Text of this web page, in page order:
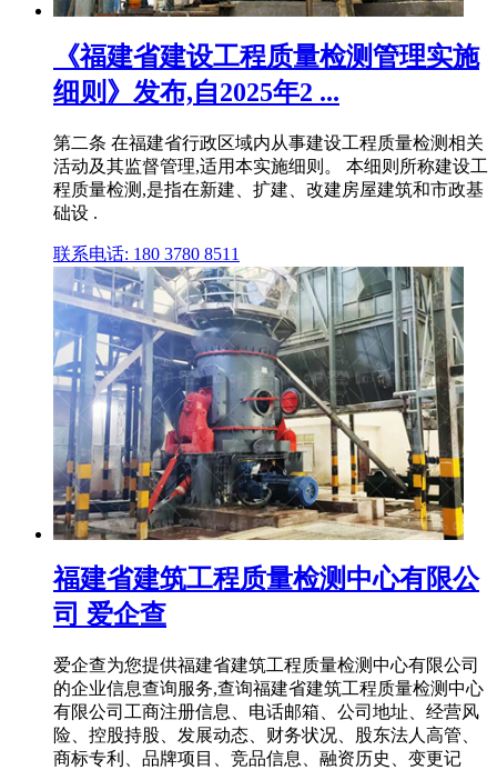
《福建省建设工程质量检测管理实施
细则》发布,自2025年2 ...
第二条 在福建省行政区域内从事建设工程质量检测相关
活动及其监督管理,适用本实施细则。 本细则所称建设工
程质量检测,是指在新建、扩建、改建房屋建筑和市政基
础设 .
联系电话: 180 3780 8511
福建省建筑工程质量检测中心有限公
司 爱企查
爱企查为您提供福建省建筑工程质量检测中心有限公司
的企业信息查询服务,查询福建省建筑工程质量检测中心
有限公司工商注册信息、电话邮箱、公司地址、经营风
险、控股持股、发展动态、财务状况、股东法人高管、
商标专利、品牌项目、竞品信息、融资历史、变更记